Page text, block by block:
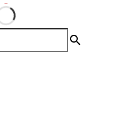
search